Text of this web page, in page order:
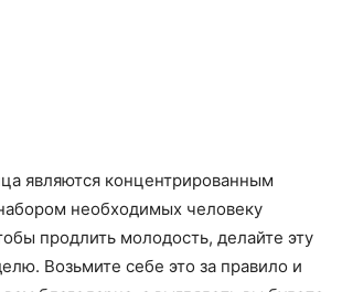
являются концентрированным
необходимых человеку
продлить молодость, делайте эту
Возьмите себе это за правило и